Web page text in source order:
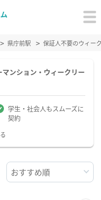
県庁前駅 保証人不要のウィー
ンション・ウィークリー
学生・社会人もスムーズに
契約